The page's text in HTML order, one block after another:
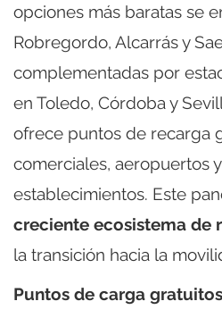
opciones más baratas se
Robregordo, Alcarrás y
complementadas por
en Toledo, Córdoba y
ofrece puntos de recarga
comerciales, aeropuertos
establecimientos. Este
creciente ecosistema de
la transición hacia la
Puntos de carga